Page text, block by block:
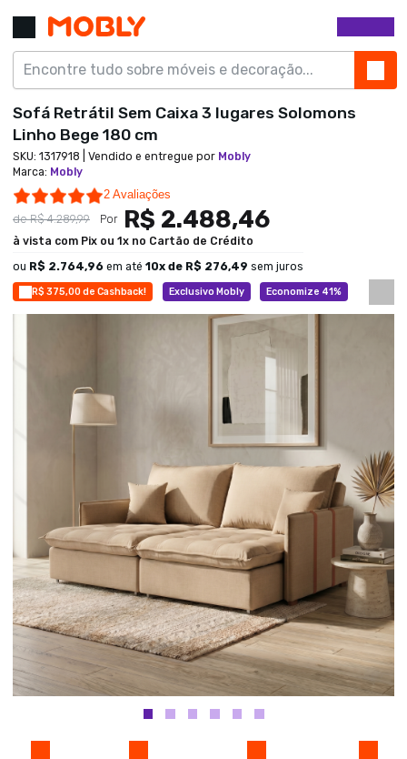
R$ 375,00 de Cashback! Exclusivo Mobly Economize 41%
Sofá Retrátil Sem Caixa 3 lugares Solomons
Linho Bege 180 cm
SKU: 1317918 | Vendido e entregue por Mobly
Marca: Mobly
5.0 star rating
2 Avaliações
deR$ 4.289,99 Por R$ 2.488,46
à vista com Pix ou 1x no Cartão de Crédito
ou R$ 2.764,96 em até 10x de R$ 276,49 sem juros